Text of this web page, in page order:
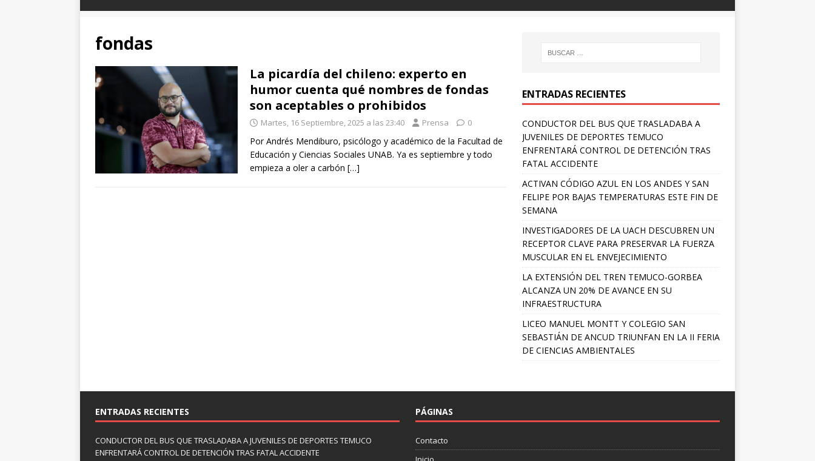
fondas
La picardía del chileno: experto en
humor cuenta qué nombres de fondas
son aceptables o prohibidos
Martes, 16 Septiembre, 2025 a las 23:40 Prensa 0
Por Andrés Mendiburo, psicólogo y académico de la Facultad de
Educación y Ciencias Sociales UNAB. Ya es septiembre y todo
empieza a oler a carbón […]
ENTRADAS RECIENTES
CONDUCTOR DEL BUS QUE TRASLADABA A
JUVENILES DE DEPORTES TEMUCO
ENFRENTARÁ CONTROL DE DETENCIÓN TRAS
FATAL ACCIDENTE
ACTIVAN CÓDIGO AZUL EN LOS ANDES Y SAN
FELIPE POR BAJAS TEMPERATURAS ESTE FIN DE
SEMANA
INVESTIGADORES DE LA UACH DESCUBREN UN
RECEPTOR CLAVE PARA PRESERVAR LA FUERZA
MUSCULAR EN EL ENVEJECIMIENTO
LA EXTENSIÓN DEL TREN TEMUCO-GORBEA
ALCANZA UN 20% DE AVANCE EN SU
INFRAESTRUCTURA
LICEO MANUEL MONTT Y COLEGIO SAN
SEBASTIÁN DE ANCUD TRIUNFAN EN LA II FERIA
DE CIENCIAS AMBIENTALES
ENTRADAS RECIENTES
CONDUCTOR DEL BUS QUE TRASLADABA A JUVENILES DE DEPORTES TEMUCO
ENFRENTARÁ CONTROL DE DETENCIÓN TRAS FATAL ACCIDENTE
PÁGINAS
Contacto